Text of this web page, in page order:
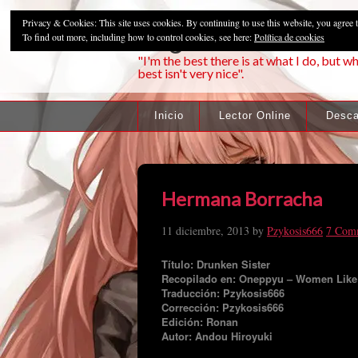
"I'm the best there is at what I do, but
best isn't very nice".
Inicio Lector Online
Hermana Borracha
11 diciembre, 2013 by Pzykosis666 7
Título: Drunken Sister
Recopilado en: Oneppyu – Women
Traducción: Pzykosis666
Corrección: Pzykosis666
Edición: Ronan
Autor: Andou Hiroyuki
Privacy & Cookies: This site uses cookies. By continuing to use this website, you agree
To find out more, including how to control cookies, see here:Política de cookies